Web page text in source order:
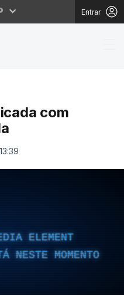
Entrar
com
ELEMENT
NESTE MOMENTO